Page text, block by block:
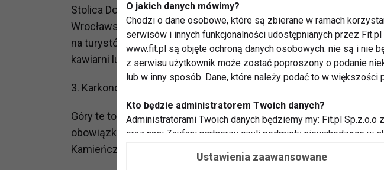
Stolica Dolnego Śląska to miasto, które zachwyca swoją
Wrocławskie mosty, zabytkowy rynek i liczne muzea to tylko
na turystów. Po intensywnym dniu zwiedzania warto odpocząć w
kawiarni lub restauracji.
3. Karkonosze
Góry te to raj dla miłośników wędrówek. Szlak na Śnieżkę,
obowiązkowy punkt programu dla każdego turysty. Warto także
Kamieńczyka i Szklarską Porębę, które oferują malownicze widoki
O jakich danych mówimy?
Chodzi o dane osobowe, które są zbierane w ramach
serwisów i innych funkcjonalności udostępnianych przez
www.fit.pl są objęte ochroną danych osobowych: nie są i nie
z serwisu użytkownik może zostać poproszony o podanie
lub w inny sposób. Dane, które należy podać to w
Kto będzie administratorem Twoich danych?
Administratorami Twoich danych będziemy my: Fit.pl
oraz nasi Zaufani partnerzy czyli podmioty niewchodzące w
potrzeb i zainteresowań.Ustawienia zaawansowane